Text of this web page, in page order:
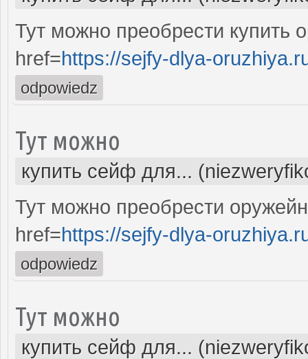
Тут можно преобрести купить
href=https://sejfy-dlya-
odpowiedz
Тут можно
купить сейф для...
Тут можно преобрести
href=https://sejfy-dlya-
odpowiedz
Тут можно
купить сейф для...